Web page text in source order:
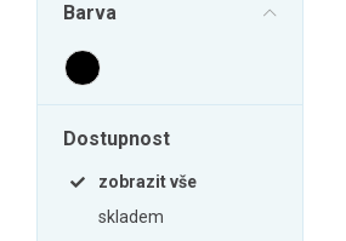
Zahrada
Balkon a terasa
Auto-moto
Dekorace
Textil, koberce
Barva
Dostupnost
zobrazit vše
skladem